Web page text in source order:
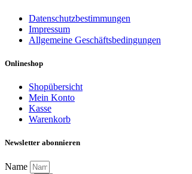
Datenschutzbestimmungen
Impressum
Allgemeine Geschäftsbedingungen
Onlineshop
Shopübersicht
Mein Konto
Kasse
Warenkorb
Newsletter abonnieren
Name